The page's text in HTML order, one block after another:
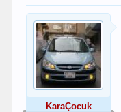
KaraÇocuk